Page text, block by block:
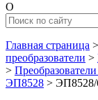
O
Главная страница >
преобразователи >
>
ЭП8528 > ЭП8528/